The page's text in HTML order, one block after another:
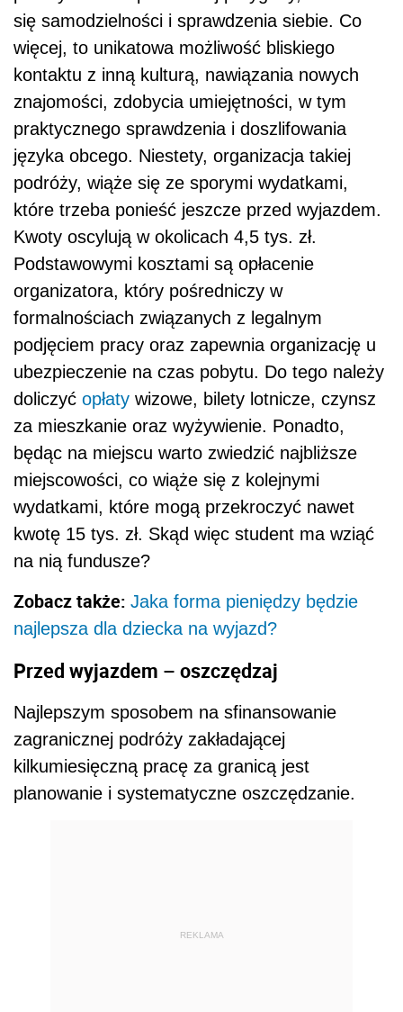
się samodzielności i sprawdzenia siebie. Co
więcej, to unikatowa możliwość bliskiego
kontaktu z inną kulturą, nawiązania nowych
znajomości, zdobycia umiejętności, w tym
praktycznego sprawdzenia i doszlifowania
języka obcego. Niestety, organizacja takiej
podróży, wiąże się ze sporymi wydatkami,
które trzeba ponieść jeszcze przed wyjazdem.
Kwoty oscylują w okolicach 4,5 tys. zł.
Podstawowymi kosztami są opłacenie
organizatora, który pośredniczy w
formalnościach związanych z legalnym
podjęciem pracy oraz zapewnia organizację u
ubezpieczenie na czas pobytu. Do tego należy
doliczyć opłaty wizowe, bilety lotnicze, czynsz
za mieszkanie oraz wyżywienie. Ponadto,
będąc na miejscu warto zwiedzić najbliższe
miejscowości, co wiąże się z kolejnymi
wydatkami, które mogą przekroczyć nawet
kwotę 15 tys. zł. Skąd więc student ma wziąć
na nią fundusze?
Zobacz także: Jaka forma pieniędzy będzie
najlepsza dla dziecka na wyjazd?
Przed wyjazdem – oszczędzaj
Najlepszym sposobem na sfinansowanie
zagranicznej podróży zakładającej
kilkumiesięczną pracę za granicą jest
planowanie i systematyczne oszczędzanie.
REKLAMA